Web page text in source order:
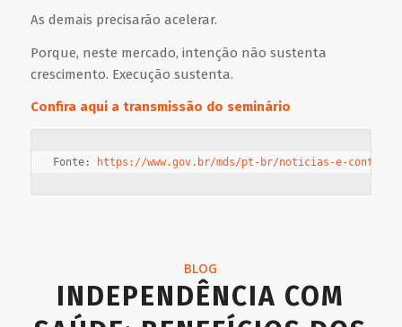
As demais precisarão acelerar.
Porque, neste mercado, intenção não sustenta
crescimento. Execução sustenta.
Confira aquia transmissão do seminário
Fonte: https://www.gov.br/mds/pt-br/noticias-e-
BLOG
INDEPENDÊNCIA COM